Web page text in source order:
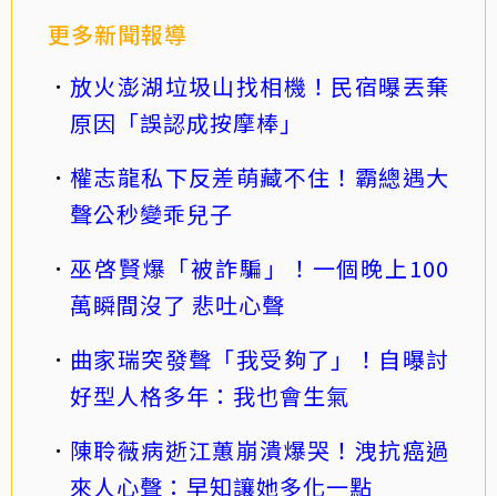
更多新聞報導
放火澎湖垃圾山找相機！民宿曝丟棄
原因「誤認成按摩棒」
權志龍私下反差萌藏不住！霸總遇大
聲公秒變乖兒子
巫啓賢爆「被詐騙」！一個晚上100
萬瞬間沒了 悲吐心聲
曲家瑞突發聲「我受夠了」！自曝討
好型人格多年：我也會生氣
陳聆薇病逝江蕙崩潰爆哭！洩抗癌過
來人心聲：早知讓她多化一點